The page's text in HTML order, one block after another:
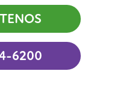
6200